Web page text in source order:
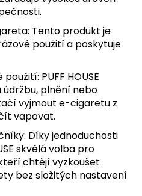
Tento produkt je
použití a poskytuje
PUFF HOUSE
údržbu, plnění nebo
vyjmout e-cigaretu z
vapovat.
Díky jednoduchosti
skvělá volba pro
chtějí vyzkoušet
bez složitých nastavení